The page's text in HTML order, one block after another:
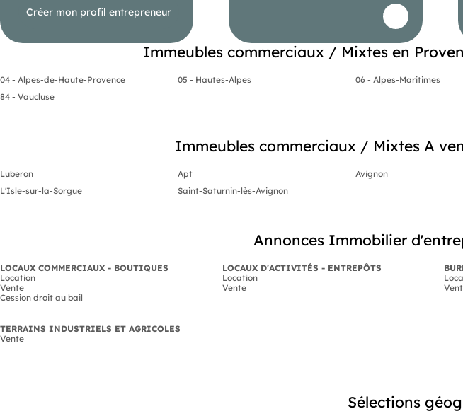
Créer mon profil entrepreneur
Immeubles commerciaux / Mixtes en
04 - Alpes-de-Haute-Provence 05 - Hautes-Alpes 06 - Alpes-Maritimes
84 - Vaucluse
Immeubles commerciaux / Mixtes A
Luberon Apt Avignon
L'Isle-sur-la-Sorgue
Saint-Saturnin-lès-Avignon
Annonces Immobilier
LOCAUX COMMERCIAUX - BOUTIQUES
Location
Vente
Cession droit au bail
LOCAUX D'ACTIVITÉS - ENTREPÔTS
Location
Vente
TERRAINS INDUSTRIELS ET AGRICOLES
Vente
Sélections